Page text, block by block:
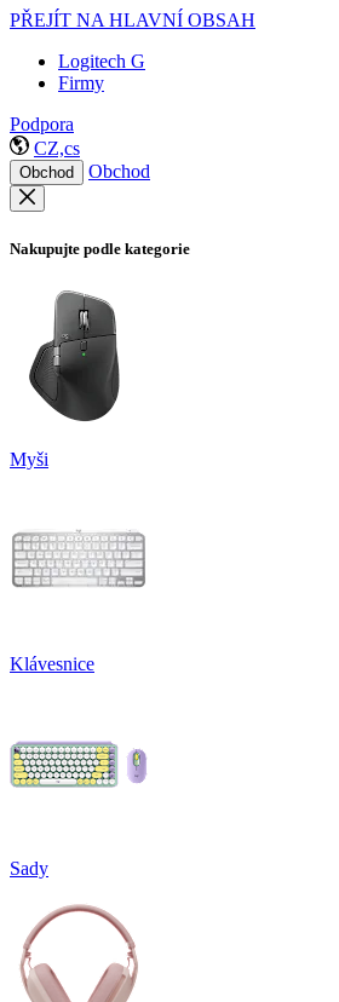
PŘEJÍT NA HLAVNÍ OBSAH
Logitech G
Firmy
Podpora
CZ,cs
Obchod Obchod
Nakupujte podle kategorie
Myši
Klávesnice
Sady